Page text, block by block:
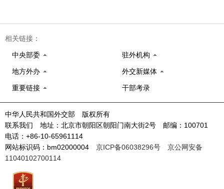
相关链接：
中央部委 驻外机构
地方外办 外交新媒体
重要链接 干部考录
中华人民共和国外交部 版权所有
联系我们 地址：北京市朝阳区朝阳门南大街2号 邮编：100701
电话：+86-10-65961114
网站标识码：bm02000004 京ICP备06038296号
京公网安备
11040102700114